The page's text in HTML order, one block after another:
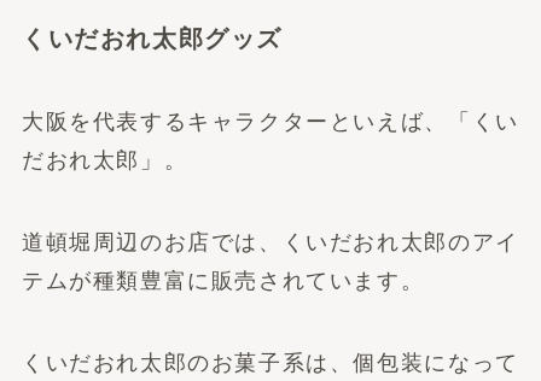
くいだおれ太郎グッズ
大阪を代表するキャラクターといえば、「くい
だおれ太郎」。
道頓堀周辺のお店では、くいだおれ太郎のアイ
テムが種類豊富に販売されています。
くいだおれ太郎のお菓子系は、個包装になって